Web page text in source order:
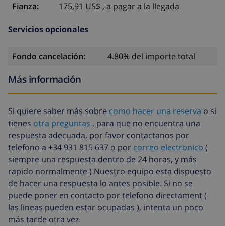
Fianza:
175,91 US$ , a pagar a la llegada
Servicios opcionales
Fondo cancelación: 4.80% del importe total
Más información
Si quiere saber más sobre como hacer una reserva o si
tienes otra preguntas , para que no encuentra una
respuesta adecuada, por favor contactanos por
telefono a +34 931 815 637 o por correo electronico (
siempre una respuesta dentro de 24 horas, y más
rapido normalmente ) Nuestro equipo esta dispuesto
de hacer una respuesta lo antes posible. Si no se
puede poner en contacto por telefono directament (
las lineas pueden estar ocupadas ), intenta un poco
más tarde otra vez.